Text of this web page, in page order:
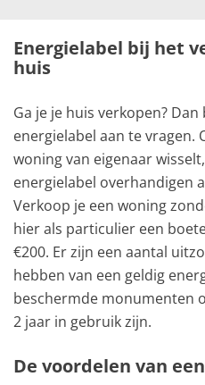
Energielabel bij het
huis
Ga je je huis verkopen?
energielabel aan te vragen.
woning van eigenaar
energielabel overhandigen
Verkoop je een woning
hier als particulier een
€200. Er zijn een aantal
hebben van een geldig
beschermde monumenten
2 jaar in gebruik zijn.
De voordelen van